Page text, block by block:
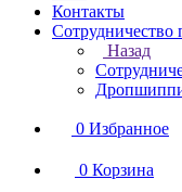
Контакты
Сотрудничество
Назад
0 Избранное
0 Корзина